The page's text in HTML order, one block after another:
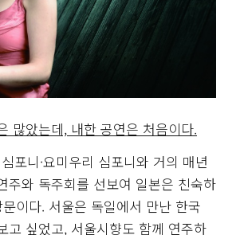
많았는데, 내한 공연은 처음이다.
포니·요미우리 심포니와 거의 매년
주와 독주회를 선보여 일본은 친숙하
이다. 서울은 독일에서 만난 한국
고 싶었고, 서울시향도 함께 연주하